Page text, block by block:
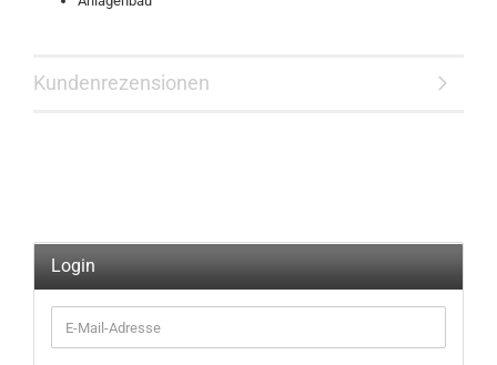
Kundenrezensionen
Login
E-
Mail-